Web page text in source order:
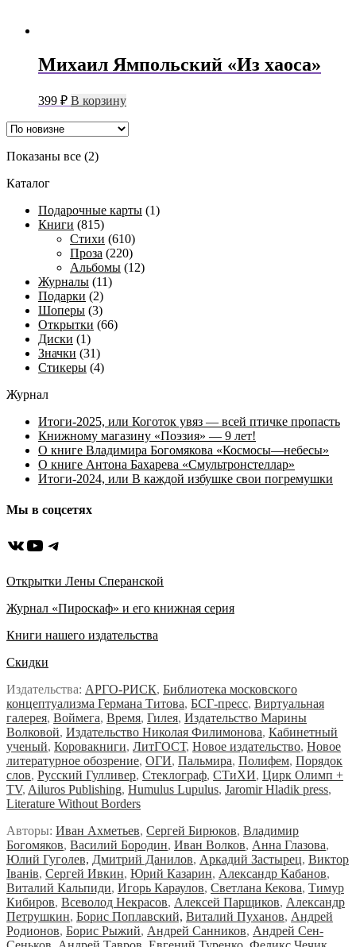
Михаил Ямпольский «Из хаоса»
399 ₽ В корзину
Показаны все (2)Сортировка:
Каталог
Подарочные карты (1)
Книги (815)
Стихи (610)
Проза (220)
Альбомы (12)
Журналы (11)
Подарки (2)
Шоперы (3)
Открытки (66)
Диски (1)
Значки (31)
Стикеры (4)
Журнал
Итоги-2025, или Коготок увяз — всей птичке пропасть
Книжному магазину «Поэзия» — 9 лет!
О книге Владимира Богомякова «Космосы—небесы»
О книге Антона Бахарева «Смультронстеллар»
Итоги-2024, или В каждой избушке свои погремушки
Мы в соцсетях
ВКонтакте
YouTube
Telegram
Открытки Лены Сперанской
Журнал «Пироскаф» и его книжная серия
Книги нашего издательства
Скидки
Издательства: АРГО-РИСК, Библиотека московского
концептуализма Германа Титова, БСГ-пресс, Виртуальная
галерея, Воймега, Время, Гилея, Издательство Марины
Волковой, Издательство Николая Филимонова, Кабинетный
ученый, Коровакниги, ЛитГОСТ, Новое издательство, Новое
литературное обозрение, ОГИ, Пальмира, Полифем, Порядок
слов, Русский Гулливер, Стеклограф, СТиХИ, Цирк Олимп +
TV, Ailuros Publishing, Humulus Lupulus, Jaromir Hladik press,
Literature Without Borders
Авторы: Иван Ахметьев, Сергей Бирюков, Владимир
Богомяков, Василий Бородин, Иван Волков, Анна Глазова,
Юлий Гуголев, Дмитрий Данилов, Аркадий Застырец, Виктор
Iванiв, Сергей Ивкин, Юрий Казарин, Александр Кабанов,
Виталий Кальпиди, Игорь Караулов, Светлана Кекова, Тимур
Кибиров, Всеволод Некрасов, Алексей Парщиков, Александр
Петрушкин, Борис Поплавский, Виталий Пуханов, Андрей
Родионов, Борис Рыжий, Андрей Санников, Андрей Сен-